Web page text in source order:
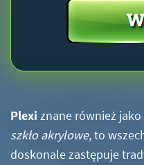
Plexi znane również jako
szkło akrylowe, to
doskonale zastępuje